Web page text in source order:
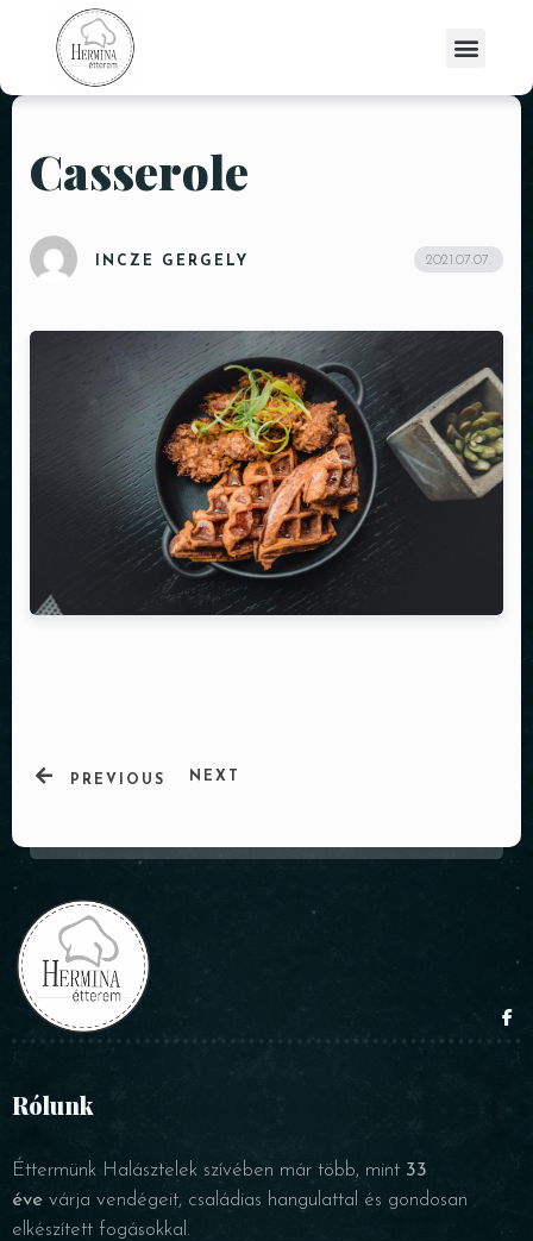
Casserole
INCZE GERGELY 2021.07.07.
PREVIOUS NEXT
Rólunk
Éttermünk Halásztelek szívében már több, mint 33
éve várja vendégeit, családias hangulattal és gondosan
elkészített fogásokkal.